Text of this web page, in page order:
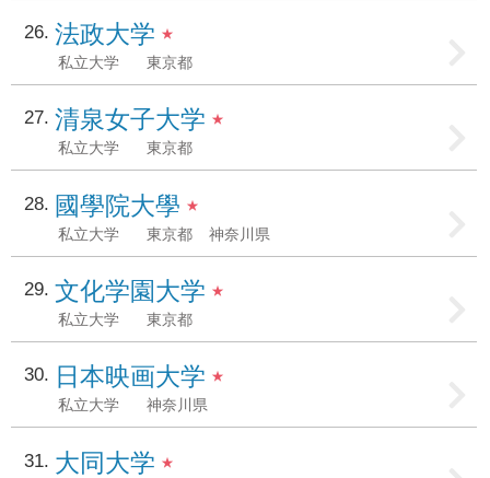
26 法政大学 ★
私立大学 東京都
27 清泉女子大学 ★
私立大学 東京都
28 國學院大學 ★
私立大学 東京都 神奈川県
29 文化学園大学 ★
私立大学 東京都
30 日本映画大学 ★
私立大学 神奈川県
31 大同大学 ★